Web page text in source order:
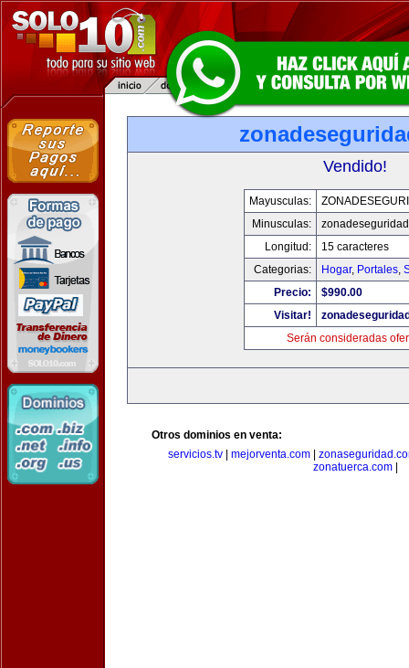
Vendido!
Mayusculas:
Minusculas:
Longitud:
15 caracteres
Categorias:
Hogar, Portales,
Precio:
$990.00
Visitar!
Serán consideradas
Otros dominios en venta:
servicios.tv| mejorventa.com|
zonatuerca.com|